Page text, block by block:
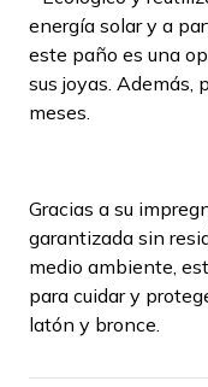
energía solar y a
este paño es una
sus joyas. Además,
meses.
Gracias a su
garantizada sin
medio ambiente,
para cuidar y
latón y bronce.